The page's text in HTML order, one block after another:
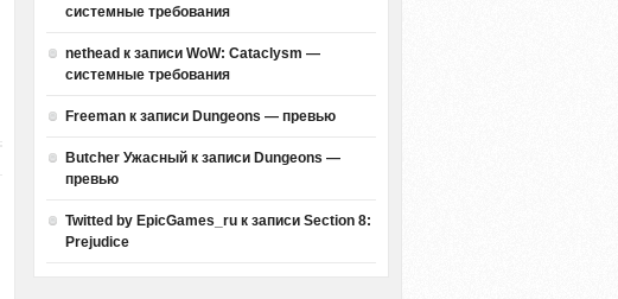
системные требования
nethead к записи WoW: Cataclysm —
системные требования
Freeman к записи Dungeons — превью
Butcher Ужасный к записи Dungeons —
превью
Twitted by EpicGames_ru к записи Section 8:
Prejudice